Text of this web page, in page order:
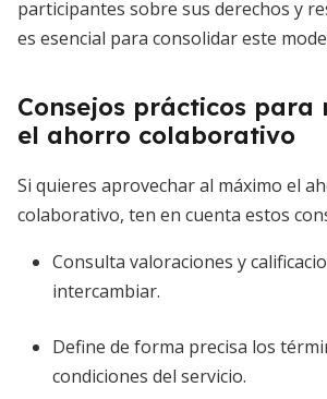
participantes sobre sus derechos y
es esencial para consolidar este
Consejos prácticos para
el ahorro colaborativo
Si quieres aprovechar al máximo el
colaborativo, ten en cuenta estos
Consulta valoraciones y
intercambiar.
Define de forma precisa los
condiciones del servicio.